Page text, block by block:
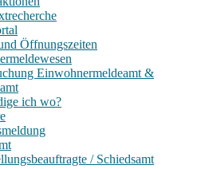
Öffnungszeiten
Einwohnermeldeamt &
ich wo?
/ Schiedsamt